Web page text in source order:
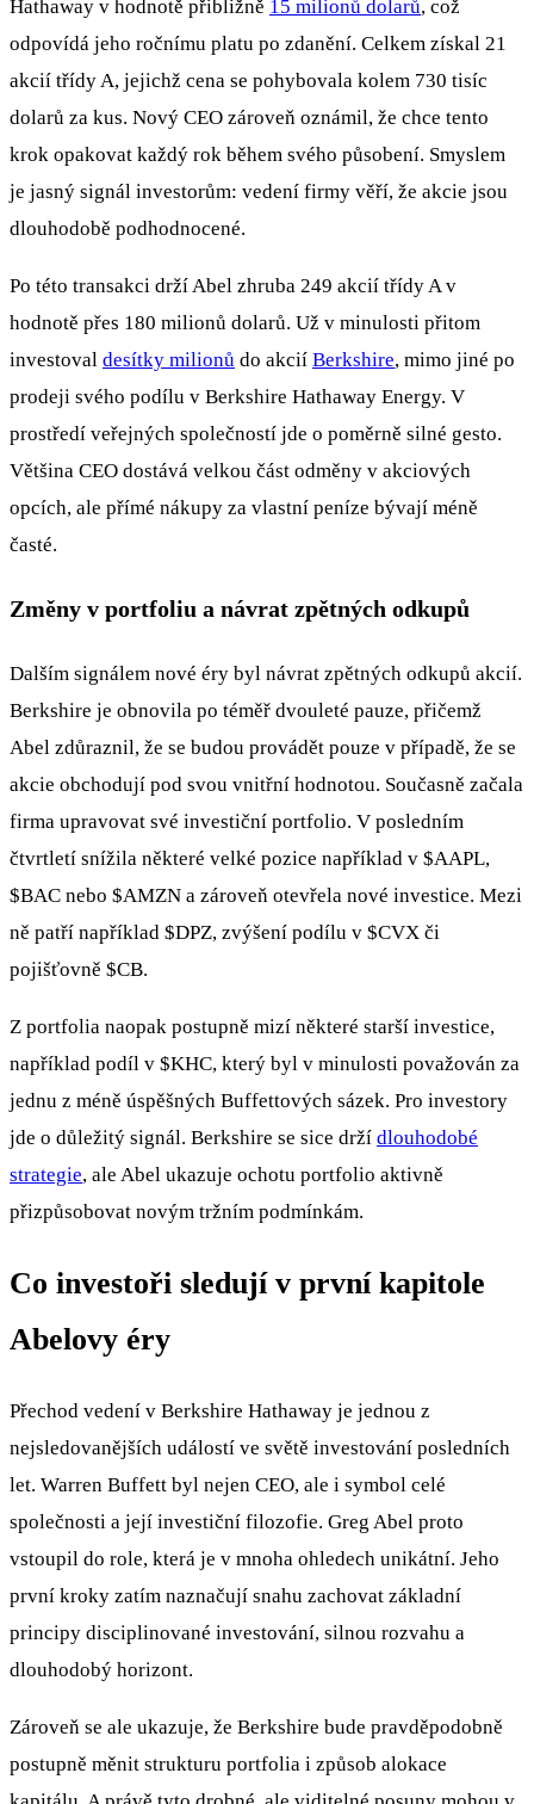
Hathaway v hodnotě přibližně 15 milionů dolarů, což
odpovídá jeho ročnímu platu po zdanění. Celkem získal 21
akcií třídy A, jejichž cena se pohybovala kolem 730 tisíc
dolarů za kus. Nový CEO zároveň oznámil, že chce tento
krok opakovat každý rok během svého působení. Smyslem
je jasný signál investorům: vedení firmy věří, že akcie jsou
dlouhodobě podhodnocené.
Po této transakci drží Abel zhruba 249 akcií třídy A v
hodnotě přes 180 milionů dolarů. Už v minulosti přitom
investoval desítky milionů do akcií Berkshire, mimo jiné po
prodeji svého podílu v Berkshire Hathaway Energy. V
prostředí veřejných společností jde o poměrně silné gesto.
Většina CEO dostává velkou část odměny v akciových
opcích, ale přímé nákupy za vlastní peníze bývají méně
časté.
Změny v portfoliu a návrat zpětných odkupů
Dalším signálem nové éry byl návrat zpětných odkupů akcií.
Berkshire je obnovila po téměř dvouleté pauze, přičemž
Abel zdůraznil, že se budou provádět pouze v případě, že se
akcie obchodují pod svou vnitřní hodnotou. Současně začala
firma upravovat své investiční portfolio. V posledním
čtvrtletí snížila některé velké pozice například v $AAPL,
$BAC nebo $AMZN a zároveň otevřela nové investice. Mezi
ně patří například $DPZ, zvýšení podílu v $CVX či
pojišťovně $CB.
Z portfolia naopak postupně mizí některé starší investice,
například podíl v $KHC, který byl v minulosti považován za
jednu z méně úspěšných Buffettových sázek. Pro investory
jde o důležitý signál. Berkshire se sice drží dlouhodobé
strategie, ale Abel ukazuje ochotu portfolio aktivně
přizpůsobovat novým tržním podmínkám.
Co investoři sledují v první kapitole
Abelovy éry
Přechod vedení v Berkshire Hathaway je jednou z
nejsledovanějších událostí ve světě investování posledních
let. Warren Buffett byl nejen CEO, ale i symbol celé
společnosti a její investiční filozofie. Greg Abel proto
vstoupil do role, která je v mnoha ohledech unikátní. Jeho
první kroky zatím naznačují snahu zachovat základní
principy disciplinované investování, silnou rozvahu a
dlouhodobý horizont.
Zároveň se ale ukazuje, že Berkshire bude pravděpodobně
postupně měnit strukturu portfolia i způsob alokace